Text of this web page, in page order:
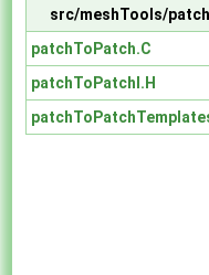
src/meshTools/
patchToPatch.C
patchToPatchI.H